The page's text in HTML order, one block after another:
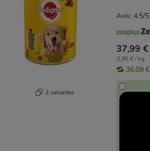
2 variantes
37,99 €
3,96 € / kg
36,09 €
Avis: 4.5/5